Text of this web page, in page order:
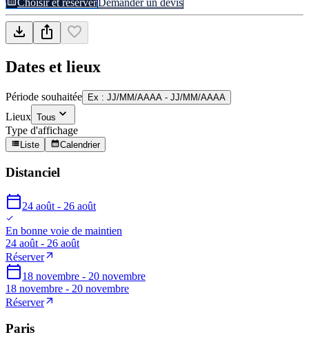
Choisir et réserver Demander un devis
Dates et lieux
Période souhaitée Ex : JJ/MM/AAAA - JJ/MM/AAAA
Lieux Tous
Type d'affichage
Liste Calendrier
Distanciel
24 août - 26 août
En bonne voie de maintien
24 août - 26 août
Réserver
18 novembre - 20 novembre
18 novembre - 20 novembre
Réserver
Paris